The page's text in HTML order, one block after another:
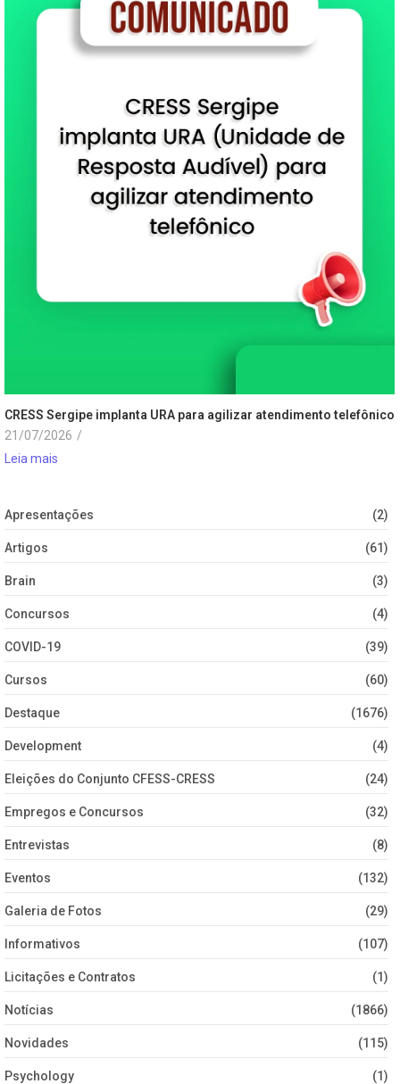
CRESS Sergipe implanta URA para agilizar atendimento telefônico
21/07/2026 /
Leia mais
Apresentações (2)
Artigos (61)
Brain (3)
Concursos (4)
COVID-19 (39)
Cursos (60)
Destaque (1676)
Development (4)
Eleições do Conjunto CFESS-CRESS (24)
Empregos e Concursos (32)
Entrevistas (8)
Eventos (132)
Galeria de Fotos (29)
Informativos (107)
Licitações e Contratos (1)
Notícias (1866)
Novidades (115)
Psychology (1)